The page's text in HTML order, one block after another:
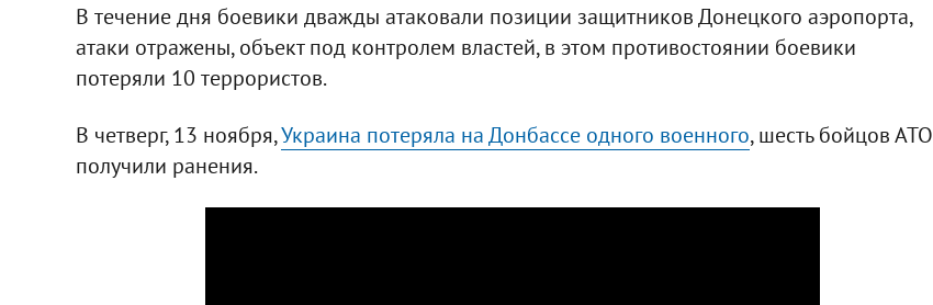
В течение дня боевики дважды атаковали позиции защитников Донецкого аэропорта,
атаки отражены, объект под контролем властей, в этом противостоянии боевики
потеряли 10 террористов.
В четверг, 13 ноября,Украина потеряла на Донбассе одного военного, шесть бойцов АТО
получили ранения.